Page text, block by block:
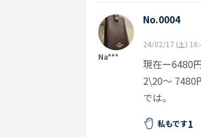
Na***
No.0004
24/02/17 (土)
現在ー6480
2\20〜 7480
では。
私もです1